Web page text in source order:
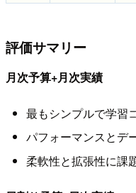
評価サマリー
月次予算+月次実績
最もシンプルで学習
パフォーマンスとデ
柔軟性と拡張性に課